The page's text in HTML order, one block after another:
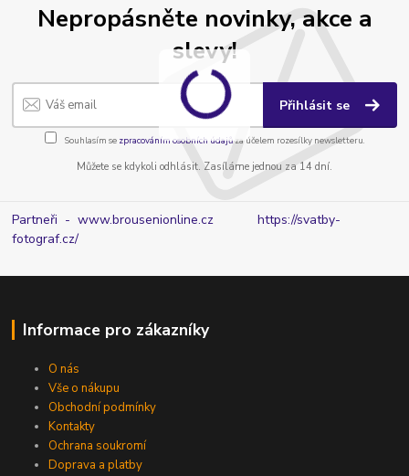
Nepropásněte novinky, akce a
slevy!
Přihlásit se
Souhlasím se zpracováním osobních údajůza účelem rozesílky newsletteru.
Můžete se kdykoli odhlásit. Zasíláme jednou za 14 dní.
Partneři - www.brousenionline.czhttps://svatby-
fotograf.cz/
Informace pro zákazníky
O nás
Vše o nákupu
Obchodní podmínky
Kontakty
Ochrana soukromí
Doprava a platby